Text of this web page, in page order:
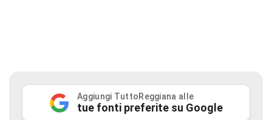
Aggiungi TuttoReggiana alle
tue fonti preferite su Google